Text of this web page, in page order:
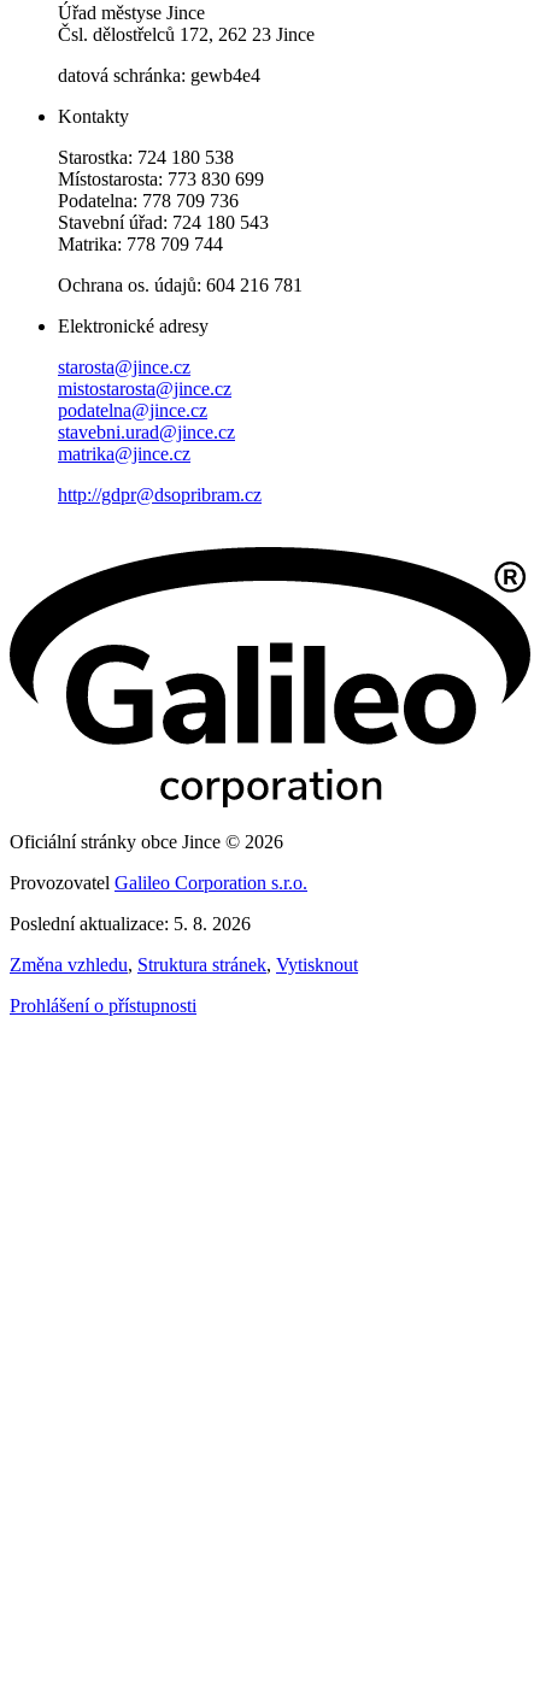
Úřad městyse Jince
Čsl. dělostřelců 172, 262 23 Jince
datová schránka: gewb4e4
Kontakty
Starostka: 724 180 538
Místostarosta: 773 830 699
Podatelna: 778 709 736
Stavební úřad: 724 180 543
Matrika: 778 709 744
Ochrana os. údajů: 604 216 781
Elektronické adresy
starosta@jince.cz
mistostarosta@jince.cz
podatelna@jince.cz
stavebni.urad@jince.cz
matrika@jince.cz
http://gdpr@dsopribram.cz
Oficiální stránky obce Jince © 2026
Provozovatel Galileo Corporation s.r.o.
Poslední aktualizace: 5. 8. 2026
Změna vzhledu, Struktura stránek, Vytisknout
Prohlášení o přístupnosti